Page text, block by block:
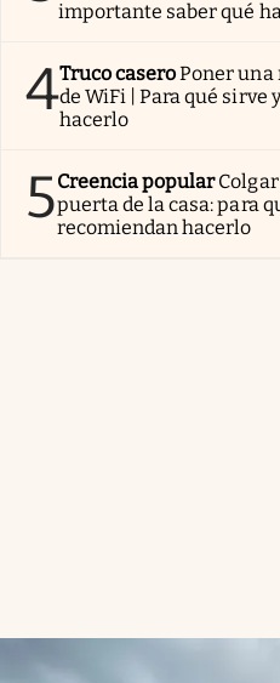
importante saber qué
4Truco caseroPoner
de WiFi | Para qué sirve
hacerlo
5Creencia popular
puerta de la casa: para
recomiendan hacerlo